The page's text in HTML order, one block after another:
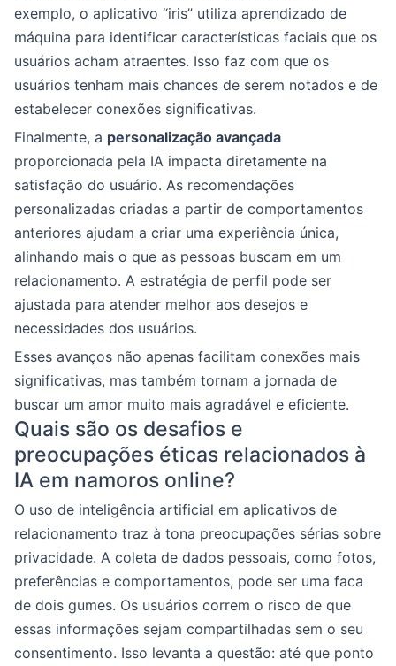
exemplo, o aplicativo “iris” utiliza aprendizado de
máquina para identificar características faciais que os
usuários acham atraentes. Isso faz com que os
usuários tenham mais chances de serem notados e de
estabelecer conexões significativas.
Finalmente, a personalização avançada
proporcionada pela IA impacta diretamente na
satisfação do usuário. As recomendações
personalizadas criadas a partir de comportamentos
anteriores ajudam a criar uma experiência única,
alinhando mais o que as pessoas buscam em um
relacionamento. A estratégia de perfil pode ser
ajustada para atender melhor aos desejos e
necessidades dos usuários.
Esses avanços não apenas facilitam conexões mais
significativas, mas também tornam a jornada de
buscar um amor muito mais agradável e eficiente.
Quais são os desafios e
preocupações éticas relacionados à
IA em namoros online?
O uso de inteligência artificial em aplicativos de
relacionamento traz à tona preocupações sérias sobre
privacidade. A coleta de dados pessoais, como fotos,
preferências e comportamentos, pode ser uma faca
de dois gumes. Os usuários correm o risco de que
essas informações sejam compartilhadas sem o seu
consentimento. Isso levanta a questão: até que ponto